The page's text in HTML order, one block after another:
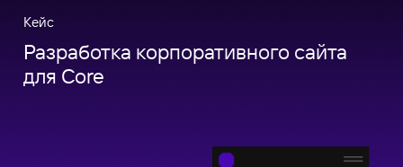
Кейс
Разработка корпоративного сайта
для Core